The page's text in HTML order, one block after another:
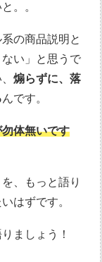
。。
の商品説明と
い」と思うで
、煽らずに、落
んです。
体無いです
、もっと語り
はずです。
ましょう！